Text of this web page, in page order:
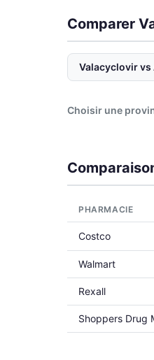
Comparer
Valacyclovir
Choisir une
PHARMACIE
Costco
Walmart
Rexall
Shoppers Drug